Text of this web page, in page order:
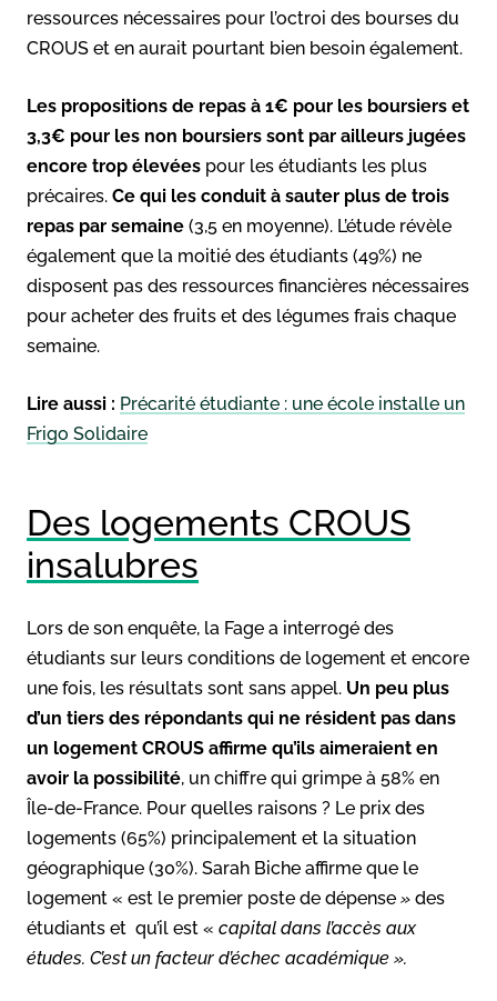
ressources nécessaires pour l’octroi des bourses du
CROUS et en aurait pourtant bien besoin également.
Les propositions de repas à 1€ pour les boursiers et
3,3€ pour les non boursiers sont par ailleurs jugées
encore trop élevées pour les étudiants les plus
précaires. Ce qui les conduit à sauter plus de trois
repas par semaine (3,5 en moyenne). L’étude révèle
également que la moitié des étudiants (49%) ne
disposent pas des ressources financières nécessaires
pour acheter des fruits et des légumes frais chaque
semaine.
Lire aussi : Précarité étudiante : une école installe un
Frigo Solidaire
Des logements CROUS
insalubres
Lors de son enquête, la Fage a interrogé des
étudiants sur leurs conditions de logement et encore
une fois, les résultats sont sans appel. Un peu plus
d’un tiers des répondants qui ne résident pas dans
un logement CROUS affirme qu’ils aimeraient en
avoir la possibilité, un chiffre qui grimpe à 58% en
Île-de-France. Pour quelles raisons ? Le prix des
logements (65%) principalement et la situation
géographique (30%). Sarah Biche affirme que le
logement « est le premier poste de dépense » des
étudiants et qu’il est « capital dans l’accès aux
études. C’est un facteur d’échec académique ».